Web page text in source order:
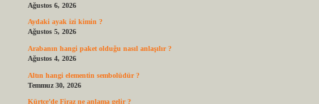
Ağustos 6, 2026
Aydaki ayak izi kimin ?
Ağustos 5, 2026
Arabanın hangi paket olduğu nasıl anlaşılır ?
Ağustos 4, 2026
Altın hangi elementin sembolüdür ?
Temmuz 30, 2026
Kürtçe’de Firaz ne anlama gelir ?